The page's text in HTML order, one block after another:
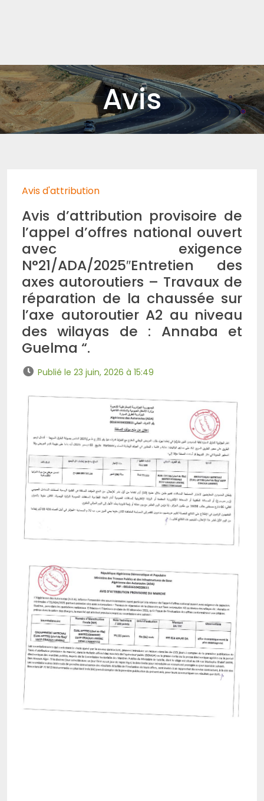
Avis
Avis d'attribution
Avis d’attribution provisoire de
l’appel d’offres national ouvert
avec exigence
N°21/ADA/2025″Entretien des
axes autoroutiers – Travaux de
réparation de la chaussée sur
l’axe autoroutier A2 au niveau
des wilayas de : Annaba et
Guelma “.
Publié le 23 juin, 2026 à 15:49